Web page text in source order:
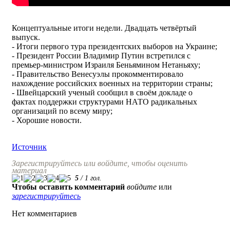
Концептуальные итоги недели. Двадцать четвёртый
выпуск.
- Итоги первого тура президентских выборов на Украине;
- Президент России Владимир Путин встретился с
премьер-министром Израиля Беньямином Нетаньяху;
- Правительство Венесуэлы прокомментировало
нахождение российских военных на территории страны;
- Швейцарский ученый сообщил в своём докладе о
фактах поддержки структурами НАТО радикальных
организаций по всему миру;
- Хорошие новости.
Источник
Зарегистрируйтесь или войдите, чтобы оценить
материал
5 / 1 гол.
Чтобы оставить комментарий войдите или
зарегистрируйтесь
Нет комментариев